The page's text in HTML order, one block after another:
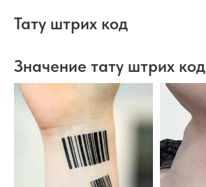
Тату штрих код
Значение тату штрих код